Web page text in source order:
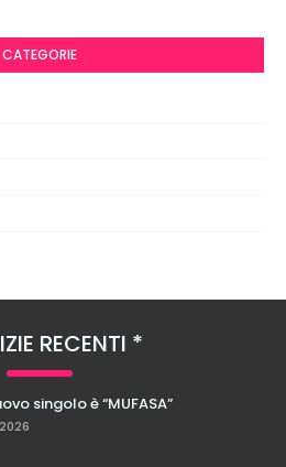
CATEGORIE
RECENTI
singolo è “MUFASA”